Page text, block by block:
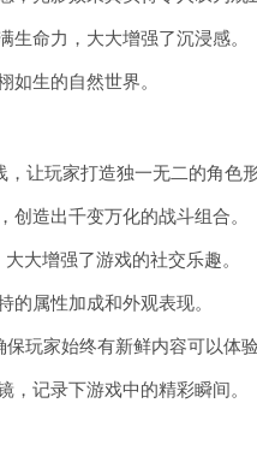
命力，大大增强了沉浸感。
如生的自然世界。
让玩家打造独一无二的角色形
造出千变万化的战斗组合。
大增强了游戏的社交乐趣。
的属性加成和外观表现。
玩家始终有新鲜内容可以体验
记录下游戏中的精彩瞬间。